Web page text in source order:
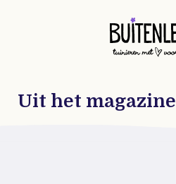
Uit het magazine